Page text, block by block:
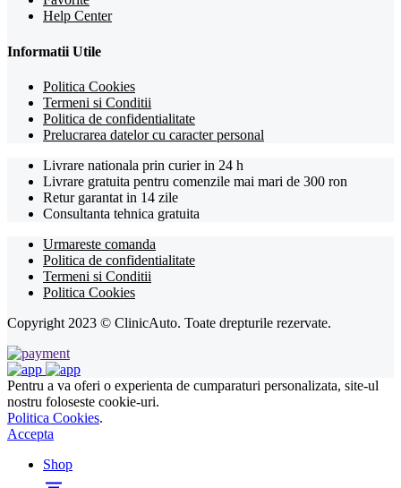
Help Center
Informatii Utile
Politica Cookies
Termeni si Conditii
Politica de confidentialitate
Prelucrarea datelor cu caracter personal
Livrare nationala prin curier in 24 h
Livrare gratuita pentru comenzile mai mari de 300 ron
Retur garantat in 14 zile
Consultanta tehnica gratuita
Urmareste comanda
Politica de confidentialitate
Termeni si Conditii
Politica Cookies
Copyright 2023 © ClinicAuto. Toate drepturile rezervate.
Pentru a va oferi o experienta de cumparaturi personalizata, site-ul
nostru foloseste cookie-uri.
Politica Cookies.
Accepta
Shop